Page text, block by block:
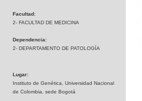
Facultad:
2- FACULTAD DE MEDICINA
Dependencia:
2- DEPARTAMENTO DE PATOLOGÍA
Lugar:
Instituto de Genética, Universidad Nacional
de Colombia, sede Bogotá